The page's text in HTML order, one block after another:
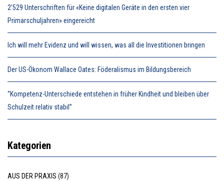
2’529 Unterschriften für «Keine digitalen Geräte in den ersten vier
Primarschuljahren» eingereicht
Ich will mehr Evidenz und will wissen, was all die Investitionen bringen
Der US-Ökonom Wallace Oates: Föderalismus im Bildungsbereich
“Kompetenz-Unterschiede entstehen in früher Kindheit und bleiben über
Schulzeit relativ stabil”
Kategorien
AUS DER PRAXIS (87)